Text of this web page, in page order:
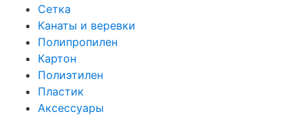
Сетка
Канаты и веревки
Полипропилен
Картон
Полиэтилен
Пластик
Аксессуары